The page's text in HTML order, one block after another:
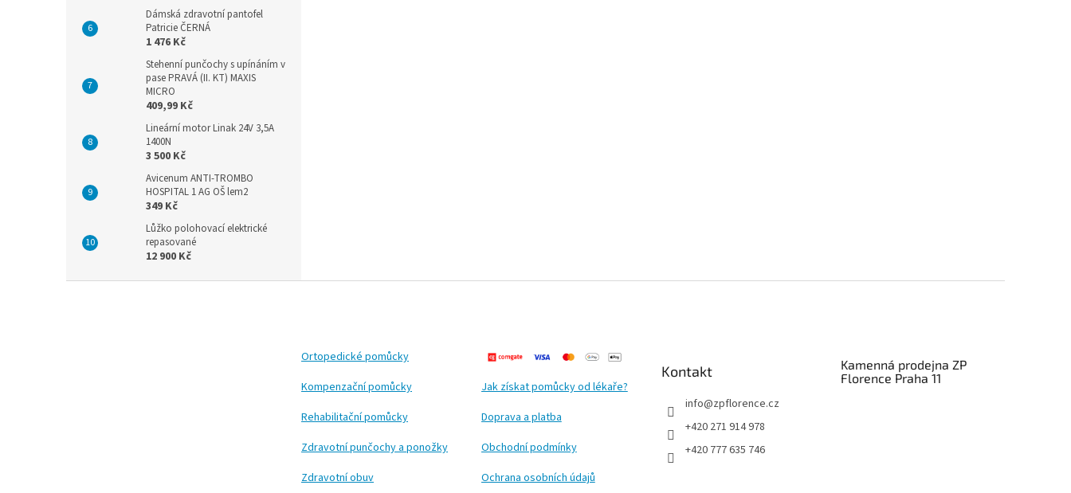
Dámská zdravotní pantofel
Patricie ČERNÁ
1 476 Kč
Stehenní punčochy s upínáním v
pase PRAVÁ (II. KT) MAXIS
MICRO
409,99 Kč
Lineární motor Linak 24V 3,5A
1400N
3 500 Kč
Avicenum ANTI-TROMBO
HOSPITAL 1 AG OŠ lem2
349 Kč
Lůžko polohovací elektrické
repasované
12 900 Kč
Ortopedické pomůcky
Kompenzační pomůcky
Rehabilitační pomůcky
Zdravotní punčochy a ponožky
Zdravotní obuv
Jak získat pomůcky od lékaře?
Doprava a platba
Obchodní podmínky
Ochrana osobních údajů
Kontakt
info@zpflorence.cz
+420 271 914 978
+420 777 635 746
Kamenná prodejna ZP
Florence Praha 11